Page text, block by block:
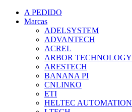
A PEDIDO
Marcas
ADELSYSTEM
ADVANTECH
ACREL
ARBOR TECHNOLOGY
ARESTECH
BANANA PI
CNLINKO
ETI
HELTEC AUTOMATION